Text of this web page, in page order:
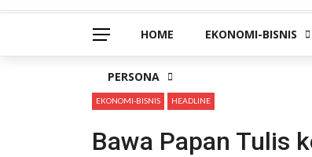
HOME EKONOMI-BISNIS
PERSONA
EKONOMI-BISNIS HEADLINE
Bawa Papan Tulis